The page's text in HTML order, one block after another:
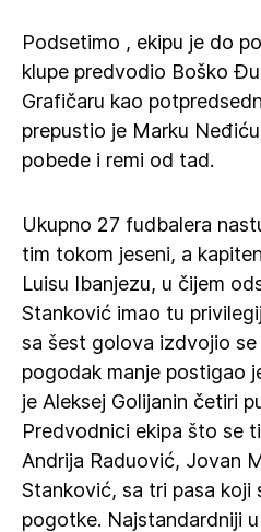
Podsetimo , ekipu je do
klupe predvodio Boško
Grafičaru kao
prepustio je Marku
pobede i remi od tad.
Ukupno 27 fudbalera
tim tokom jeseni, a
Luisu Ibanjezu, u čijem
Stanković imao tu
sa šest golova izdvojio
pogodak manje postigao
je Aleksej Golijanin četiri
Predvodnici ekipa što se
Andrija Raduović, Jovan
Stanković, sa tri pasa koji
pogotke. Najstandardniji